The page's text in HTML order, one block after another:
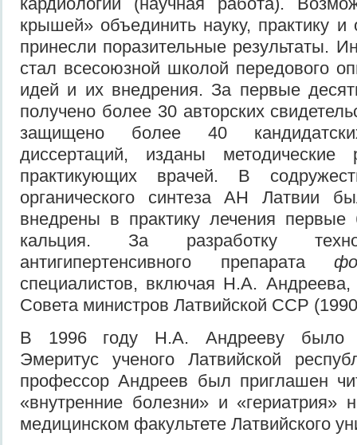
крышей» объединить науку, практику и
принесли поразительные результаты.
стал всесоюзной школой передового
идей и их внедрения. За первые
получено более 30 авторских
защищено более 40
диссертаций, изданы методические
практикующих врачей. В
органического синтеза АН Латвии
внедрены в практику лечения первые
кальция. За разработку
антигипертенсивного препарата
специалистов, включая Н.А.
Совета министров Латвийской ССР
В 1996 году Н.А. Андрееву было
Эмеритус ученого Латвийской
профессор Андреев был приглашен
«внутренние болезни» и «гериатрия»
медицинском факультете Латвийского